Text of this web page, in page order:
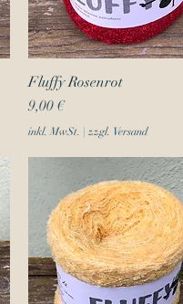
Schnellansicht
Fluffy Rosenrot
Preis
9,00 €
inkl. MwSt. zzgl. Versand